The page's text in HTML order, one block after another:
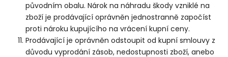
původním obalu. Nárok na náhradu škody vzniklé na
zboží je prodávající oprávněn jednostranně započíst
proti nároku kupujícího na vrácení kupní ceny.
Prodávající je oprávněn odstoupit od kupní smlouvy z
důvodu vyprodání zásob, nedostupnosti zboží, anebo